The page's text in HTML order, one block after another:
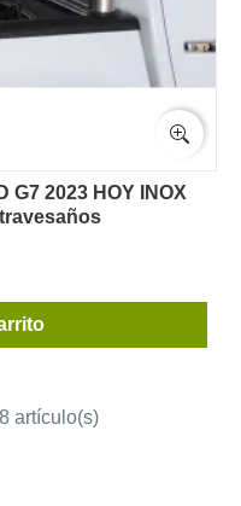
G7 2023 HOY INOX
artículo(s)